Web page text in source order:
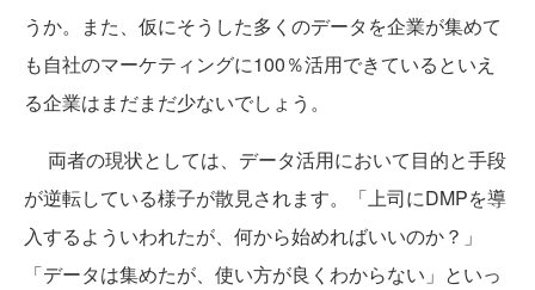
うか。また、仮にそうした多くのデータを企業が集めて
も自社のマーケティングに100％活用できているといえ
る企業はまだまだ少ないでしょう。
両者の現状としては、データ活用において目的と手段
が逆転している様子が散見されます。「上司にDMPを導
入するよういわれたが、何から始めればいいのか？」
「データは集めたが、使い方が良くわからない」といっ